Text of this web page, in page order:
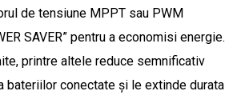
de tensiune MPPT sau PWM
SAVER” pentru a economisi energie.
printre altele reduce semnificativ
bateriilor conectate și le extinde durata